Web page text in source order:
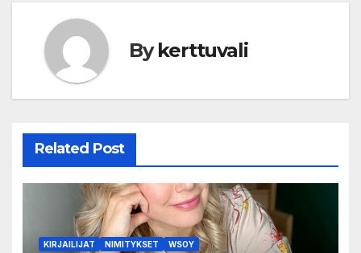
Bykerttuvali
Related Post
KIRJAILIJAT NIMITYKSET WSOY